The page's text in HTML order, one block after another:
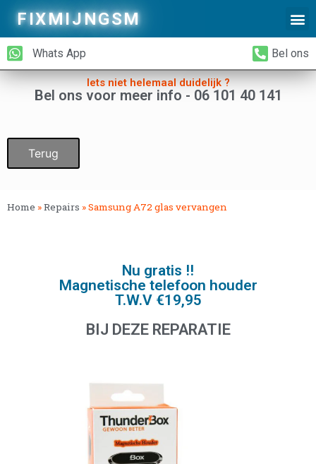
FIXMIJNGSM
Whats App Bel ons
Iets niet helemaal duidelijk ?
Bel ons voor meer info - 06 101 40 141
Terug
Home »Repairs »Samsung A72 glas vervangen
Nu gratis !!
Magnetische telefoon houder
T.W.V €19,95
BIJ DEZE REPARATIE